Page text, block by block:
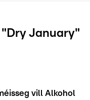
January"
vill Alkohol